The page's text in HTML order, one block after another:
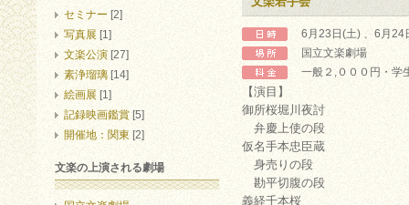
6月23日(土) 、6月24
国立文楽劇場
一般２,０００円・学
【演目】
御所桜堀川夜討
弁慶上使の段
仮名手本忠臣蔵
身売りの段
勘平切腹の段
義経千本桜
セミナー [2]
写真展 [1]
文楽公演 [27]
素浄瑠璃 [14]
絵画展 [1]
記録映画鑑賞 [5]
開催地：関東 [2]
文楽の上演される劇場